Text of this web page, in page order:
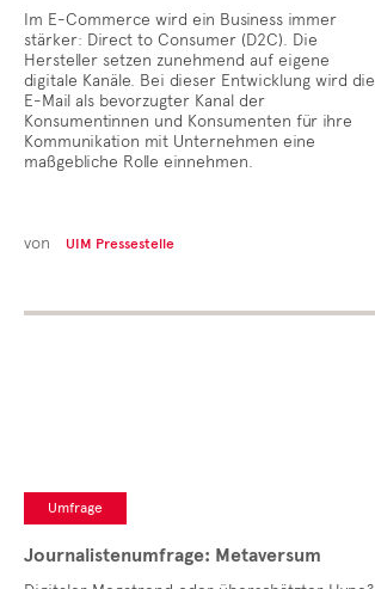
Im E-Commerce wird ein Business immer
stärker: Direct to Consumer (D2C). Die
Hersteller setzen zunehmend auf eigene
digitale Kanäle. Bei dieser Entwicklung wird die
E-Mail als bevorzugter Kanal der
Konsumentinnen und Konsumenten für ihre
Kommunikation mit Unternehmen eine
maßgebliche Rolle einnehmen.
von UIM Pressestelle
Umfrage
Journalistenumfrage: Metaversum